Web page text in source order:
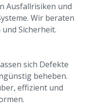
Ausfallrisiken und
Wir beraten
Sicherheit.
sich Defekte
beheben.
effizient und